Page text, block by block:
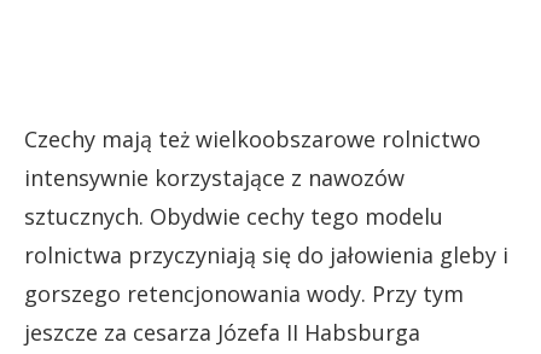
Czechy mają też wielkoobszarowe rolnictwo
intensywnie korzystające z nawozów
sztucznych. Obydwie cechy tego modelu
rolnictwa przyczyniają się do jałowienia gleby i
gorszego retencjonowania wody. Przy tym
jeszcze za cesarza Józefa II Habsburga